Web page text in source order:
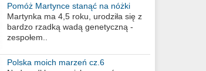
Pomóż Martynce stanąć na nóżki
Martynka ma 4,5 roku, urodziła się z
bardzo rzadką wadą genetyczną -
zespołem..
Polska moich marzeń cz.6